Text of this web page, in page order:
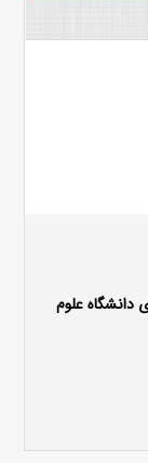
دانشگاه علوم